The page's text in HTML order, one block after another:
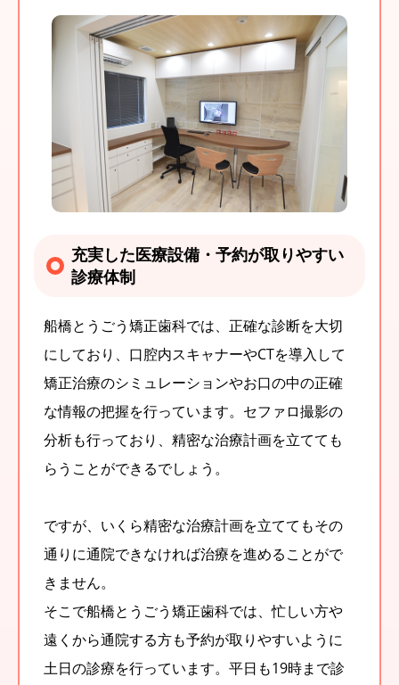
充実した医療設備・予約が取りやすい
診療体制
船橋とうごう矯正歯科では、正確な診断を大切
にしており、口腔内スキャナーやCTを導入して
矯正治療のシミュレーションやお口の中の正確
な情報の把握を行っています。セファロ撮影の
分析も行っており、精密な治療計画を立てても
らうことができるでしょう。
ですが、いくら精密な治療計画を立ててもその
通りに通院できなければ治療を進めることがで
きません。
そこで船橋とうごう矯正歯科では、忙しい方や
遠くから通院する方も予約が取りやすいように
土日の診療を行っています。平日も19時まで診